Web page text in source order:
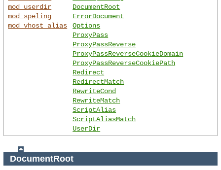
mod_userdir
mod_speling
mod_vhost_alias
DocumentRoot
ErrorDocument
Options
ProxyPass
ProxyPassReverse
ProxyPassReverseCookieDomain
ProxyPassReverseCookiePath
Redirect
RedirectMatch
RewriteCond
RewriteMatch
ScriptAlias
ScriptAliasMatch
UserDir
DocumentRoot